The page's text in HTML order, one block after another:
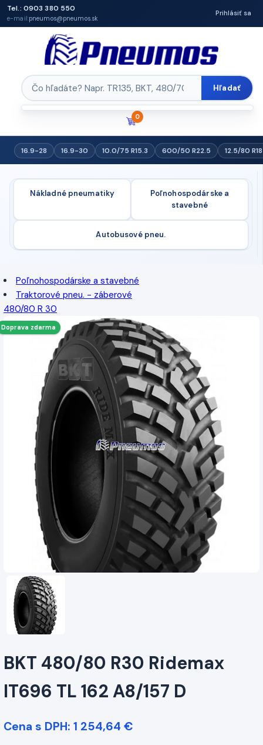
Tel.: 0903 380 550
e-mail:pneumos@pneumos.sk
Prihlásiť sa
Hľadať
0
16.9-28 16.9-30 10.0/75 R15.3 600/50 R22.5 12.5/80 R18
Nákladné pneumatiky
Poľnohospodárske a
stavebné
Autobusové pneu.
Poľnohospodárske a stavebné
Traktorové pneu. - záberové
480/80 R 30
Doprava zdarma
BKT 480/80 R30 Ridemax
IT696 TL 162 A8/157 D
Cena s DPH: 1 254,64 €